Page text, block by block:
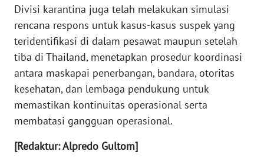
Divisi karantina juga telah melakukan simulasi
rencana respons untuk kasus-kasus suspek yang
teridentifikasi di dalam pesawat maupun setelah
tiba di Thailand, menetapkan prosedur koordinasi
antara maskapai penerbangan, bandara, otoritas
kesehatan, dan lembaga pendukung untuk
memastikan kontinuitas operasional serta
membatasi gangguan operasional.
[Redaktur: Alpredo Gultom]
SULTRA
WN
NTB
WN
SULTENG
SULBAR